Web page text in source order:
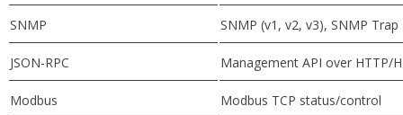
SNMP SNMP (v1, v2, v3), SNMP Trap
JSON-RPC Management API over HTTP/
Modbus Modbus TCP status/control